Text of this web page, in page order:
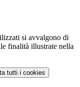
si avvalgono di
finalità illustrate nella
tutti i cookies